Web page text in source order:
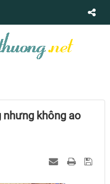
nhưng không ao